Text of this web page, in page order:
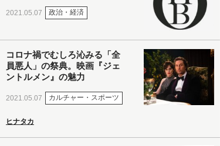
2021.05.07 政治・経済
コロナ禍でむしろ沁みる「全
員悪人」の祭典。映画『ジェ
ントルメン』の魅力
2021.05.07 カルチャー・スポーツ
ヒナタカ